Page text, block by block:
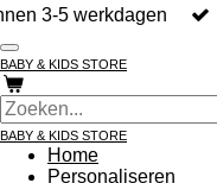
Ga
direct
naar
de
hoofdinhoud
3-5 werkdagen
BABY & KIDS STORE
BABY & KIDS STORE
Home
Personaliseren